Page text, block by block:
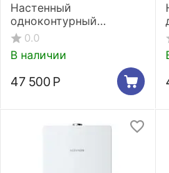
Настенный
одноконтурный
газовый котел Navien
Deluxe One -30k
0.0
В наличии
47 500 Р